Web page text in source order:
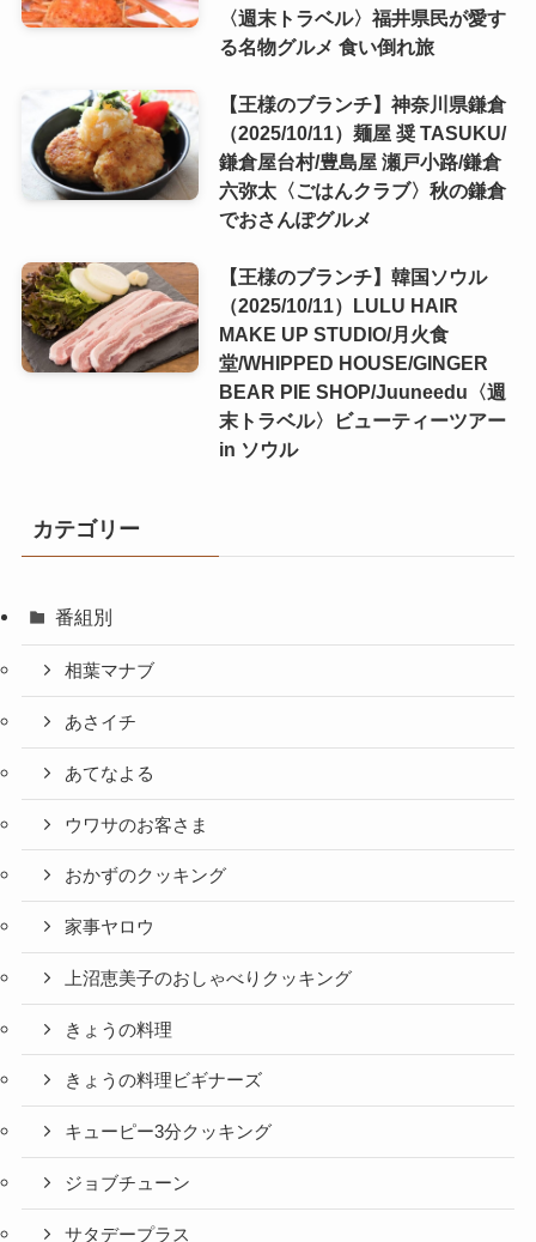
〈週末トラベル〉福井県民が愛す
る名物グルメ 食い倒れ旅
【王様のブランチ】神奈川県鎌倉
（2025/10/11）麺屋 奨 TASUKU/
鎌倉屋台村/豊島屋 瀬戸小路/鎌倉
六弥太〈ごはんクラブ〉秋の鎌倉
でおさんぽグルメ
【王様のブランチ】韓国ソウル
（2025/10/11）LULU HAIR
MAKE UP STUDIO/月火食
堂/WHIPPED HOUSE/GINGER
BEAR PIE SHOP/Juuneedu〈週
末トラベル〉ビューティーツアー
in ソウル
カテゴリー
番組別
相葉マナブ
あさイチ
あてなよる
ウワサのお客さま
おかずのクッキング
家事ヤロウ
上沼恵美子のおしゃべりクッキング
きょうの料理
きょうの料理ビギナーズ
キューピー3分クッキング
ジョブチューン
サタデープラス